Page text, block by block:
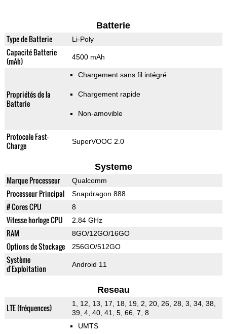
Batterie
Type de Batterie Li-Poly
Capacité Batterie
(mAh)
4500 mAh
Propriétés de la
Batterie
Chargement sans fil intégré
Chargement rapide
Non-amovible
Protocole Fast-
Charge
SuperVOOC 2.0
Systeme
Marque Processeur Qualcomm
Processeur Principal Snapdragon 888
# Cores CPU 8
Vitesse horloge CPU 2.84 GHz
RAM 8GO/12GO/16GO
Options de Stockage 256GO/512GO
Système
d'Exploitation
Android 11
Reseau
LTE (fréquences)
1, 12, 13, 17, 18, 19, 2, 20, 26, 28, 3, 34, 38,
39, 4, 40, 41, 5, 66, 7, 8
UMTS